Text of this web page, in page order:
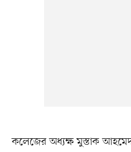
কলেজের অধ্যক্ষ মুস্তাক